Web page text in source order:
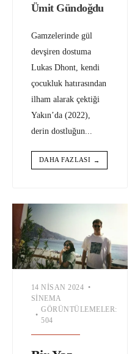
Ümit Gündoğdu
Gamzelerinde gül
devşiren dostuma
Lukas Dhont, kendi
çocukluk hatırasından
ilham alarak çektiği
Yakın’da (2022),
derin dostluğun
DAHA FAZLASI →
14 NISAN 2024 •
SINEMA
•
GÖRÜNTÜLEMELER:
504